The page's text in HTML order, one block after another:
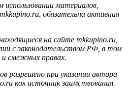
материалов,
обязательна активная
на сайте mkkupino.ru,
с законодательством РФ, в том
и смежных правах.
разрешено при указании автора
как источник заимствования.